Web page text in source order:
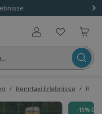
Benutzerkonto
/ Renntaxi Erlebnisse /
-15%